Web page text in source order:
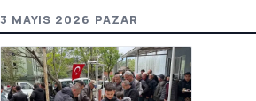
3 MAYIS 2026 PAZAR